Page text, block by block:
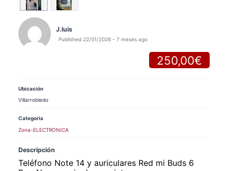
J.luis
Published 22/01/2026 - 7 meses ago
250,00€
Ubicación
Villarrobledo
Categoría
Zona-ELECTRONICA
Descripción
Teléfono Note 14 y auriculares Red mi Buds 6